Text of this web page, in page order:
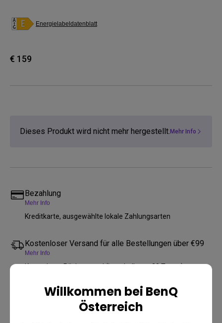
Willkommen bei BenQ
Österreich
Energielabeldatenblatt
€ 159
Dieses Produkt wird nicht mehr hergestellt. Mehr Info
Bezahlung
Mehr Info
Kreditkarte, ausgewählte lokale Zahlungsarten
Kostenloser Versand für alle Bestellungen über €99
Mehr Info
Kostenloser Rückversand (innerhalb von 30 Tagen)
3 Jahre Garantie
Wir bieten eine beschränkte Garantie von 3 Jahren ab